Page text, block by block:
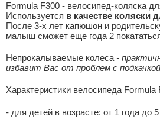
Formula F300 - велосипед-коляска
Используется в качестве коляски
После 3-х лет капюшон и
малыш сможет еще года 2
Непрокалываемые колеса-
избавит Вас от проблем с
Характеристики велосипеда Formula
- для детей в возрасте: от 1 года до